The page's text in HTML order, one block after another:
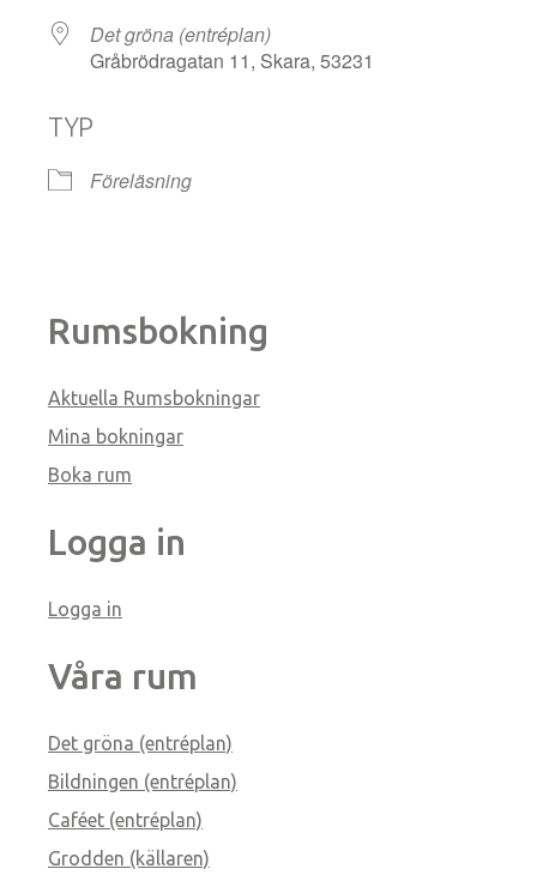
Det gröna (entréplan)
Gråbrödragatan 11, Skara, 53231
TYP
Föreläsning
Rumsbokning
Aktuella Rumsbokningar
Mina bokningar
Boka rum
Logga in
Logga in
Våra rum
Det gröna (entréplan)
Bildningen (entréplan)
Caféet (entréplan)
Grodden (källaren)